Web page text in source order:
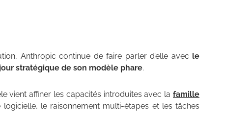
Anthropic continue de faire parler d’elle avec le
stratégique de son modèle phare.
vient affiner les capacités introduites avec lafamille
logicielle, le raisonnement multi-étapes et les tâches